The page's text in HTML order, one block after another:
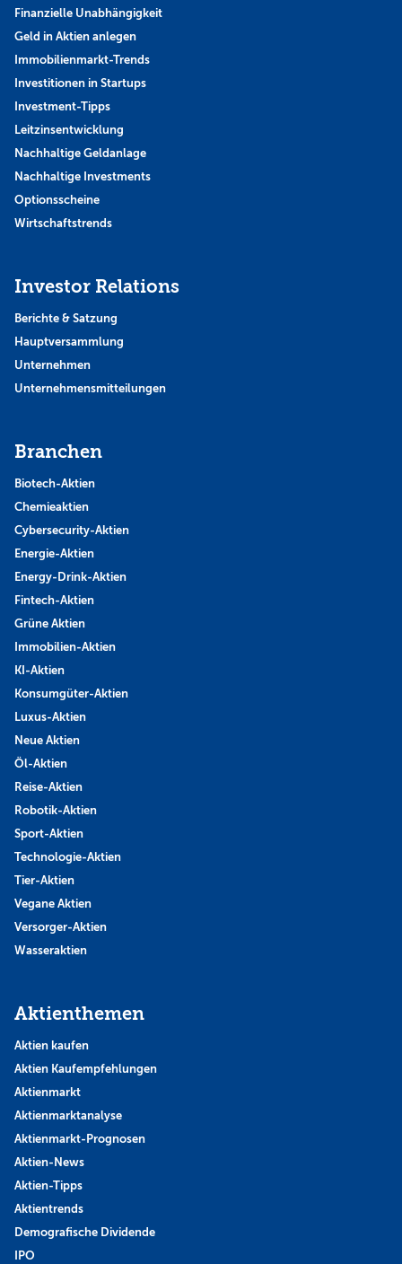
Finanzielle Unabhängigkeit
Geld in Aktien anlegen
Immobilienmarkt-Trends
Investitionen in Startups
Investment-Tipps
Leitzinsentwicklung
Nachhaltige Geldanlage
Nachhaltige Investments
Optionsscheine
Wirtschaftstrends
Investor Relations
Berichte & Satzung
Hauptversammlung
Unternehmen
Unternehmensmitteilungen
Branchen
Biotech-Aktien
Chemieaktien
Cybersecurity-Aktien
Energie-Aktien
Energy-Drink-Aktien
Fintech-Aktien
Grüne Aktien
Immobilien-Aktien
KI-Aktien
Konsumgüter-Aktien
Luxus-Aktien
Neue Aktien
Öl-Aktien
Reise-Aktien
Robotik-Aktien
Sport-Aktien
Technologie-Aktien
Tier-Aktien
Vegane Aktien
Versorger-Aktien
Wasseraktien
Aktienthemen
Aktien kaufen
Aktien Kaufempfehlungen
Aktienmarkt
Aktienmarktanalyse
Aktienmarkt-Prognosen
Aktien-News
Aktien-Tipps
Aktientrends
Demografische Dividende
IPO